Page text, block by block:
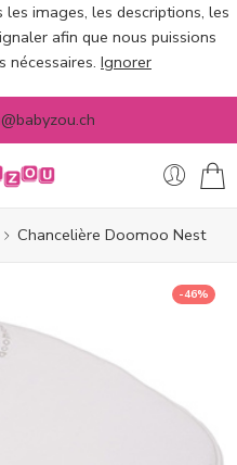
images, les descriptions, les
afin que nous puissions
nécessaires. Ignorer
Chancelière Doomoo Nest
-46%